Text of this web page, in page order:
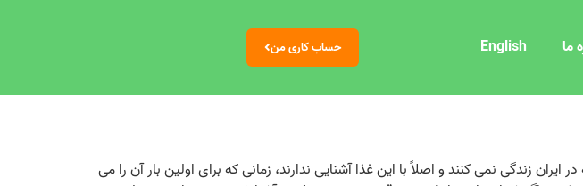
ما English حساب کاری من
زندگی نمی‌ کنند و اصلاً با این غذا آشنایی ندارند، زمانی که برای اولین بار آن را می‌